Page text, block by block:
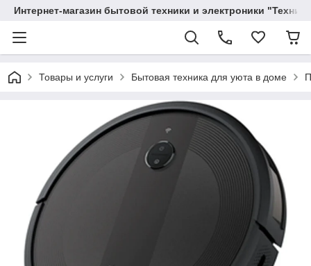
Интернет-магазин бытовой техники и электроники
Товары и услуги Бытовая техника для уюта в доме